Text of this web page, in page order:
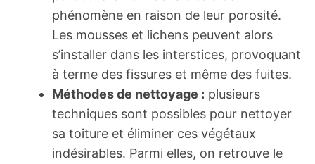
phénomène en raison de leur porosité.
Les mousses et lichens peuvent alors
s’installer dans les interstices, provoquant
à terme des fissures et même des fuites.
Méthodes de nettoyage : plusieurs
techniques sont possibles pour nettoyer
sa toiture et éliminer ces végétaux
indésirables. Parmi elles, on retrouve le